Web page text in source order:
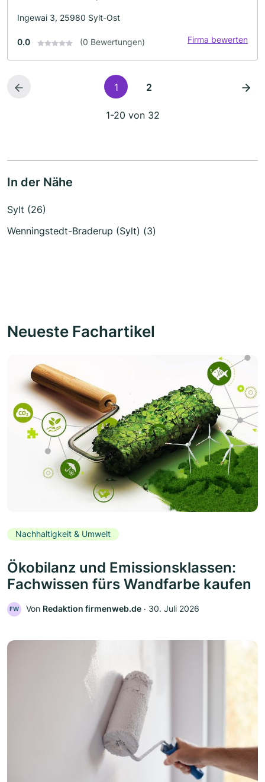
Ingewai 3, 25980 Sylt-Ost
0.0 (0 Bewertungen) Firma bewerten
1 2
1-20 von 32
In der Nähe
Sylt (26)
Wenningstedt-Braderup (Sylt) (3)
Neueste Fachartikel
Nachhaltigkeit & Umwelt
Ökobilanz und Emissionsklassen:
Fachwissen fürs Wandfarbe kaufen
FW Von Redaktion firmenweb.de ‧ 30. Juli 2026